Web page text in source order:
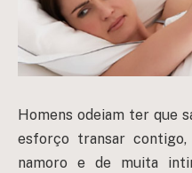
Homens odeiam ter que
esforço transar
namoro e de muita